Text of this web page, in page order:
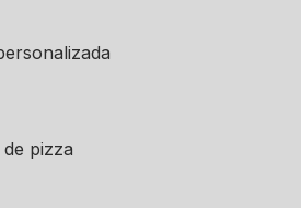
de pizza